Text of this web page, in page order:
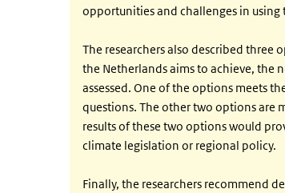
opportunities and challenges in
The researchers also described
the Netherlands aims to achieve, the
assessed. One of the options meets
questions. The other two options are
results of these two options would
climate legislation or regional policy.
Finally, the researchers recommend